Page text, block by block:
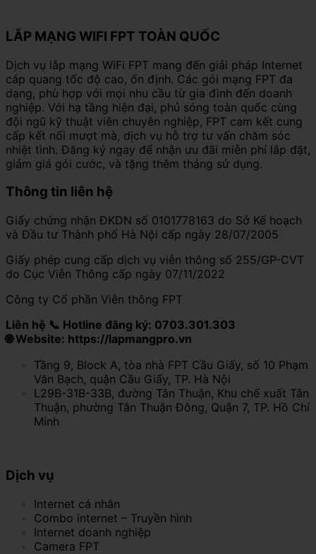
LẮP MẠNG WIFI FPT TOÀN QUỐC
Dịch vụ lắp mạng WiFi FPT mang đến giải pháp Internet
cáp quang tốc độ cao, ổn định. Các gói mạng FPT đa
dạng, phù hợp với mọi nhu cầu từ gia đình đến doanh
nghiệp. Với hạ tầng hiện đại, phủ sóng toàn quốc cùng
đội ngũ kỹ thuật viên chuyên nghiệp, FPT cam kết cung
cấp kết nối mượt mà, dịch vụ hỗ trợ tư vấn chăm sóc
nhiệt tình. Đăng ký ngay để nhận ưu đãi miễn phí lắp đặt,
giảm giá gói cước, và tặng thêm tháng sử dụng.
Thông tin liên hệ
Giấy chứng nhận ĐKDN số 0101778163 do Sở Kế hoạch
và Đầu tư Thành phố Hà Nội cấp ngày 28/07/2005
Giấy phép cung cấp dịch vụ viễn thông số 255/GP-CVT
do Cục Viễn Thông cấp ngày 07/11/2022
Công ty Cổ phần Viễn thông FPT
Liên hệ 📞 Hotline đăng ký: 0703.301.303
🌐 Website: https://lapmangpro.vn
Tầng 9, Block A, tòa nhà FPT Cầu Giấy, số 10 Phạm
Văn Bạch, quận Cầu Giấy, TP. Hà Nội
L29B-31B-33B, đường Tân Thuận, Khu chế xuất Tân
Thuận, phường Tân Thuận Đông, Quận 7, TP. Hồ Chí
Minh
Dịch vụ
Internet cá nhân
Combo internet – Truyền hình
Internet doanh nghiệp
Camera FPT